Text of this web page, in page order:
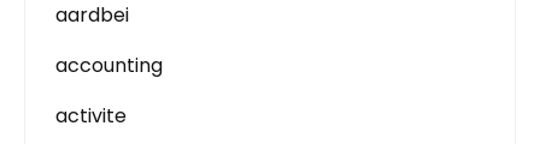
aardbei
accounting
activite